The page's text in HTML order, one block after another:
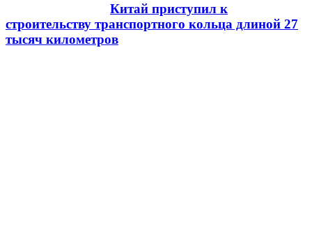
Китай приступил к
строительству транспортного кольца длиной 27
тысяч километров